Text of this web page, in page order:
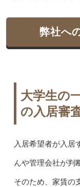
弊社へ
大学生の
の入居審
入居希望者が入居
んや管理会社が判
そのため、家賃の